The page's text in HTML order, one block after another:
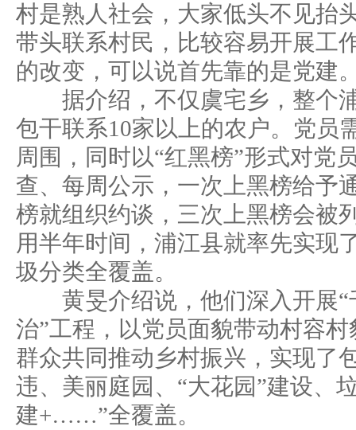
村是熟人社会，大家低头不见抬
带头联系村民，比较容易开展工
的改变，可以说首先靠的是党建
据介绍，不仅虞宅乡，整个
包干联系10家以上的农户。党员
周围，同时以“红黑榜”形式对党
查、每周公示，一次上黑榜给予
榜就组织约谈，三次上黑榜会被
用半年时间，浦江县就率先实现
圾分类全覆盖。
黄旻介绍说，他们深入开展“
治”工程，以党员面貌带动村容
群众共同推动乡村振兴，实现了
违、美丽庭园、“大花园”建设、
建+……”全覆盖。